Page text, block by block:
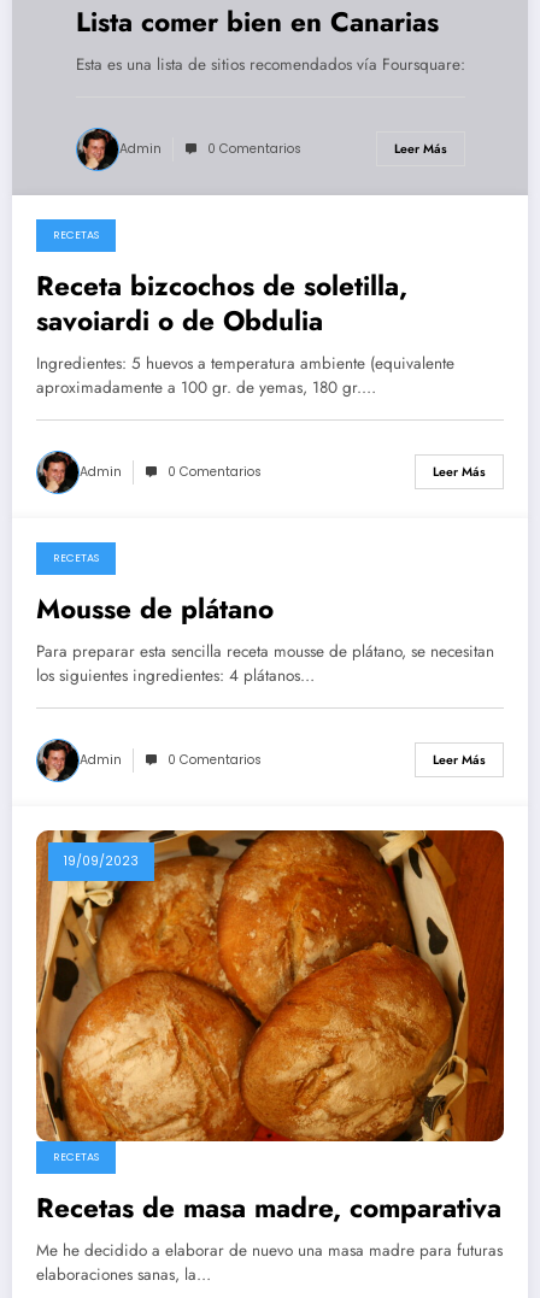
Lista comer bien en Canarias
Esta es una lista de sitios recomendados vía Foursquare:
Admin 0 Comentarios Leer Más
26/05/2026
RECETAS
Receta bizcochos de soletilla,
savoiardi o de Obdulia
Ingredientes: 5 huevos a temperatura ambiente (equivalente
aproximadamente a 100 gr. de yemas, 180 gr.…
Admin 0 Comentarios Leer Más
14/05/2026
RECETAS
Mousse de plátano
Para preparar esta sencilla receta mousse de plátano, se necesitan
los siguientes ingredientes: 4 plátanos…
Admin 0 Comentarios Leer Más
19/09/2023
RECETAS
Recetas de masa madre, comparativa
Me he decidido a elaborar de nuevo una masa madre para futuras
elaboraciones sanas, la…